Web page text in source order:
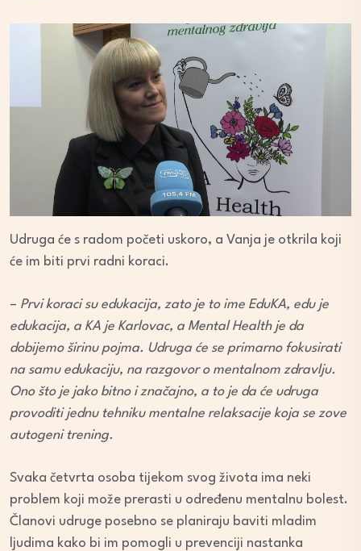
Udruga će s radom početi uskoro, a Vanja je otkrila koji
će im biti prvi radni koraci.
– Prvi koraci su edukacija, zato je to ime EduKA, edu je
edukacija, a KA je Karlovac, a Mental Health je da
dobijemo širinu pojma. Udruga će se primarno fokusirati
na samu edukaciju, na razgovor o mentalnom zdravlju.
Ono što je jako bitno i značajno, a to je da će udruga
provoditi jednu tehniku mentalne relaksacije koja se zove
autogeni trening.
Svaka četvrta osoba tijekom svog života ima neki
problem koji može prerasti u određenu mentalnu bolest.
Članovi udruge posebno se planiraju baviti mladim
ljudima kako bi im pomogli u prevenciji nastanka